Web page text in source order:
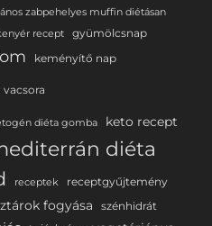
zabpehelyes muffin diétásan
recept gyümölcsnap
keményítő nap
diéta gomba keto recept
diéta
receptek receptgyűjtemény
fogyása
szénhidrát